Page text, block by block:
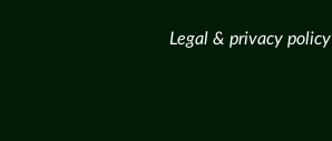
Legal & privacy policy